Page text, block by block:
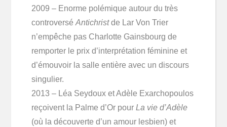
2009 – Enorme polémique autour du très
controverséAntichristde Lar Von Trier
n’empêche pas Charlotte Gainsbourg de
remporter le prix d’interprétation féminine et
d’émouvoir la salle entière avec un discours
singulier.
2013 – Léa Seydoux et Adèle Exarchopoulos
reçoivent la Palme d’Or pourLa vie d’Adèle
(où la découverte d’un amour lesbien) et